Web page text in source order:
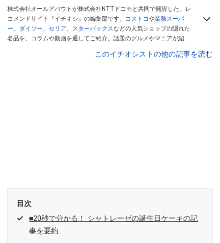
株式会社オールアバウトが株式会社NTTドコモと共同で開設した、レ
コメンドサイト『イチオシ』の編集部です。 コストコや業務スーパ
ー、 ダイソー、 セリア、 スターバックスなどの人気ショップの隠れた
名品を、コラムや動画を通してご紹介。話題のグルメやマニアが紹介
インフルエンサーが実際に使用してレビューしています。毎日トレン
このイチオシストの他の記事を読む
目次
■20秒で分かる！ シャトレーゼの誕生日ケーキの記
事を要約